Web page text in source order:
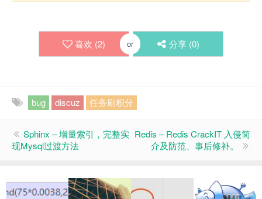
喜欢 (2) or 分享 (0)
bug discuz 任务刷积分
Sphinx – 增量索引，完整实
现Mysql过渡方法
Redis – Redis CrackIT 入侵简
介及防范、事后修补。